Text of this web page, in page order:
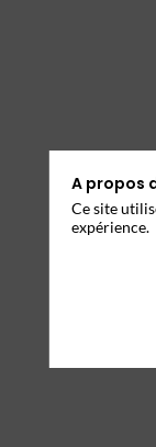
A propos
Ce site
expérience.